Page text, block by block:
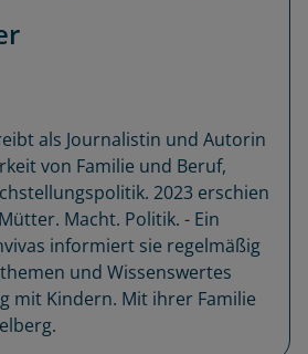
als Journalistin und Autorin
von Familie und Beruf,
2023 erschien
Macht. Politik. - Ein
informiert sie regelmäßig
und Wissenswertes
mit Kindern. Mit ihrer Familie